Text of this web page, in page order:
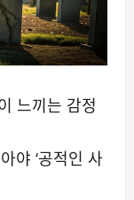
느끼는 감정
야 ‘공적인 사